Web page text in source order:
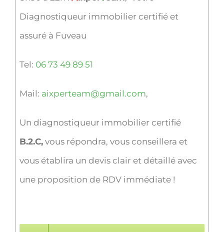
Diagnostiqueur immobilier certifié et
assuré à Fuveau
Tel: 06 73 49 89 51
Mail: aixperteam@gmail.com,
Un diagnostiqueur immobilier certifié
B.2.C,vous répondra, vous conseillera et
vous établira un devis clair et détaillé avec
une proposition de RDV immédiate !